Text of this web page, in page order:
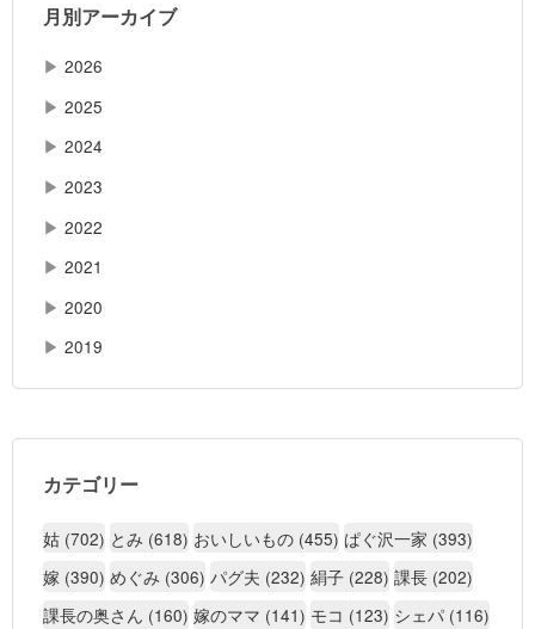
月別アーカイブ
▶ 2026
▶ 2025
▶ 2024
▶ 2023
▶ 2022
▶ 2021
▶ 2020
▶ 2019
カテゴリー
姑 (702) とみ (618) おいしいもの (455) ぱぐ沢一家 (393)
嫁 (390) めぐみ (306) パグ夫 (232) 絹子 (228) 課長 (202)
課長の奥さん (160) 嫁のママ (141) モコ (123) シェパ (116)